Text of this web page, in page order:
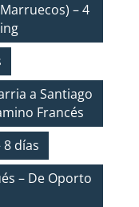
– 4
a Santiago
Francés
8 días
– De Oporto